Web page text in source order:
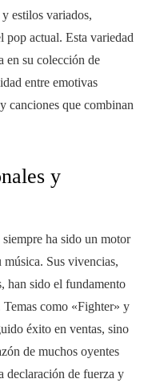
estilos variados,
pop actual. Esta variedad
en su colección de
entre emotivas
canciones que combinan
y
ha sido un motor
música. Sus vivencias,
han sido el fundamento
Temas como «Fighter» y
éxito en ventas, sino
de muchos oyentes
declaración de fuerza y